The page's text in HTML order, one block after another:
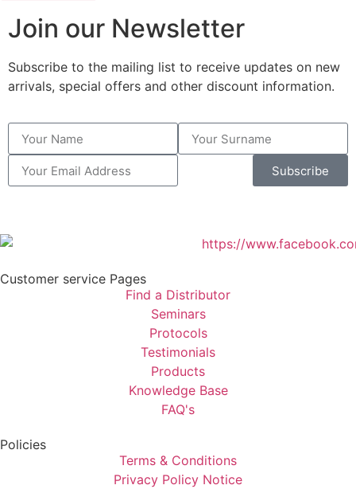
Join our Newsletter
Subscribe to the mailing list to receive updates on new
arrivals, special offers and other discount information.
Subscribe
Customer service Pages
Find a Distributor
Seminars
Protocols
Testimonials
Products
Knowledge Base
FAQ's
Policies
Terms & Conditions
Privacy Policy Notice